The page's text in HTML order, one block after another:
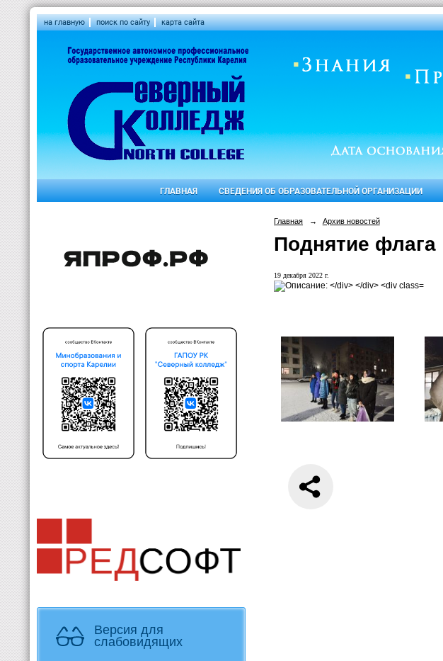
на главную поиск по сайту карта сайта
ГЛАВНАЯ СВЕДЕНИЯ ОБ ОБРАЗОВАТЕЛЬНОЙ ОРГАНИЗАЦИИ
Версия для
слабовидящих
Главная → Архив новостей
Поднятие флага
19 декабря 2022 г.